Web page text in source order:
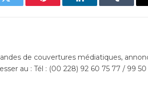
Twitter Pinterest LinkedIn Tumblr
de couvertures médiatiques,
au : Tél : (00 228) 92 60 75 77 / 99 50